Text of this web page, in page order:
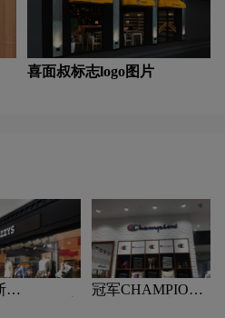
喜面叔标志logo图片
冠军CHAMPION